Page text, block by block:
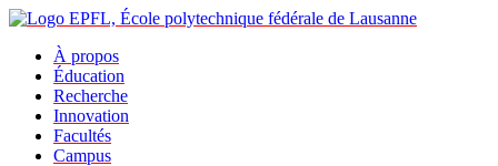
À propos
Éducation
Recherche
Innovation
Facultés
Campus